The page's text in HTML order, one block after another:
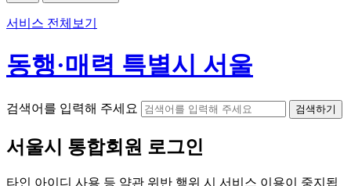
서비스 전체보기
동행·매력 특별시 서울
검색어를 입력해 주세요 검색하기
서울시 통합회원 로그인
타인 아이디 사용 등 약관 위반 행위 시 서비스 이용이 중지됩